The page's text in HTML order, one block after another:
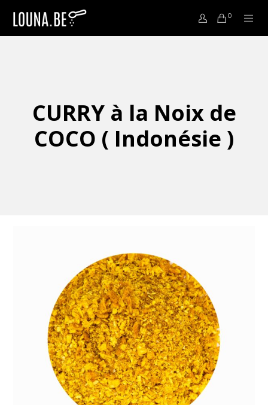
0
CURRY à la Noix de
COCO ( Indonésie )